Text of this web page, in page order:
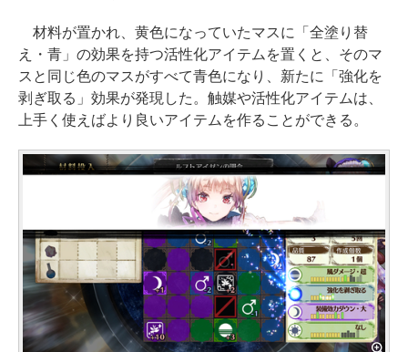
材料が置かれ、黄色になっていたマスに「全塗り替
え・青」の効果を持つ活性化アイテムを置くと、そのマ
スと同じ色のマスがすべて青色になり、新たに「強化を
剥ぎ取る」効果が発現した。触媒や活性化アイテムは、
上手く使えばより良いアイテムを作ることができる。